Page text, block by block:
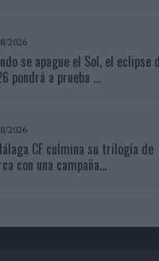
2026
se apague el Sol, el eclipse
pondrá a prueba ...
2026
CF culmina su trilogía de
con una campaña...